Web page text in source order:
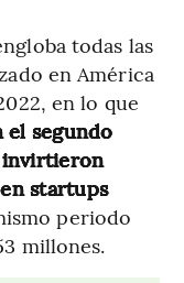
todas las
en América
en lo que
el segundo
invirtieron
startups
periodo
millones.